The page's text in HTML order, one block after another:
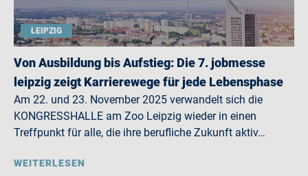
LEIPZIG
Von Ausbildung bis Aufstieg: Die 7. jobmesse
leipzig zeigt Karrierewege für jede Lebensphase
Am 22. und 23. November 2025 verwandelt sich die
KONGRESSHALLE am Zoo Leipzig wieder in einen
Treffpunkt für alle, die ihre berufliche Zukunft aktiv…
WEITERLESEN